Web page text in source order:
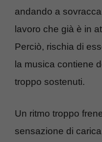
andando a
lavoro che già è in
Perciò, rischia di
la musica contiene
troppo sostenuti.
Un ritmo troppo
sensazione di